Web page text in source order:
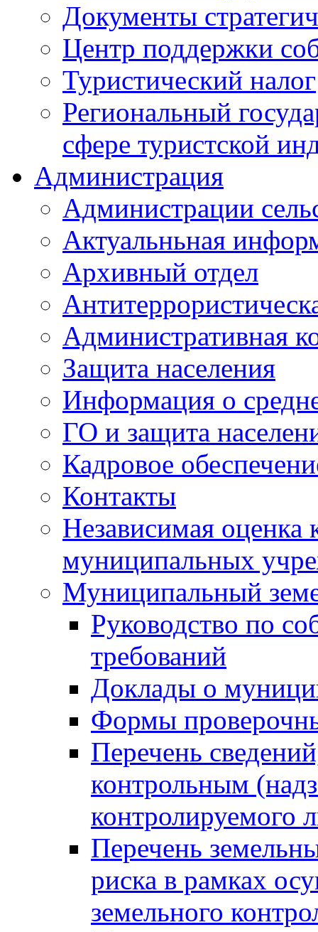
Документы
Центр поддержки
Туристический налог
Региональный
сфере туристской
Администрация
Администрации
Актуальньная
Архивный отдел
Административная
Защита населения
Информация о
ГО и защита
Кадровое
Контакты
Независимая оценка
муниципальных
Муниципальный
Руководство по
требований
Доклады о
Формы
Перечень
контрольным
контролируемого
Перечень
риска в рамках
земельного